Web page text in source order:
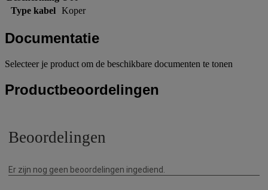
Type kabel
Koper
Documentatie
Selecteer je product om de beschikbare documenten te tonen
Productbeoordelingen